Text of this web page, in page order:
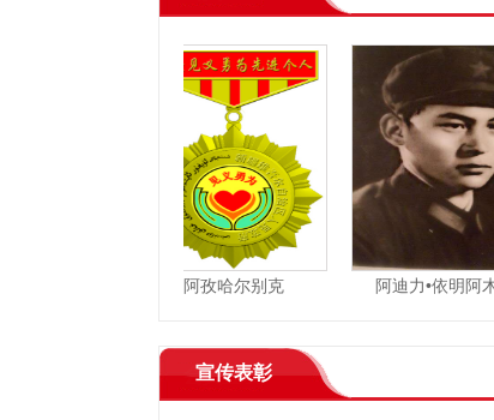
阿孜哈尔别克 阿迪力•依明阿木提
宣传表彰